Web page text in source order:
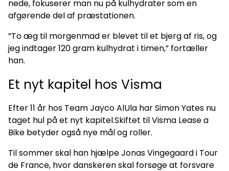
nede, fokuserer man nu på kulhydrater som en
afgørende del af præstationen.
”To æg til morgenmad er blevet til et bjerg af ris, og
jeg indtager 120 gram kulhydrat i timen,” fortæller
han.
Et nyt kapitel hos Visma
Efter 11 år hos Team Jayco AlUla har Simon Yates nu
taget hul på et nyt kapitel.Skiftet til Visma Lease a
Bike betyder også nye mål og roller.
Til sommer skal han hjælpe Jonas Vingegaard i Tour
de France, hvor danskeren skal forsøge at forsvare